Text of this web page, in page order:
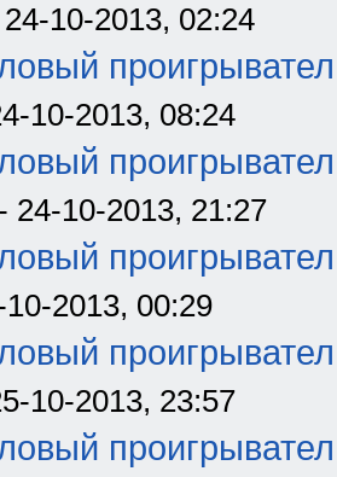
10-2013, 02:24
10-2013, 08:24
- 24-10-2013, 21:27
2013, 00:29
10-2013, 23:57